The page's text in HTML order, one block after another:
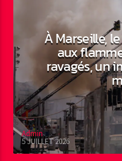
À Marseille,
aux
ravagés, un
Admin
5 JUILLET 2026